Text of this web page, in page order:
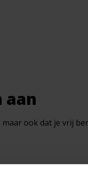
aan
ook dat je vrij